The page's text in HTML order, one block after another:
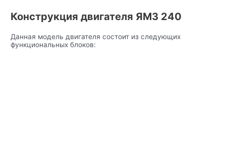
Конструкция двигателя ЯМЗ 240
Данная модель двигателя состоит из следующих
функциональных блоков: